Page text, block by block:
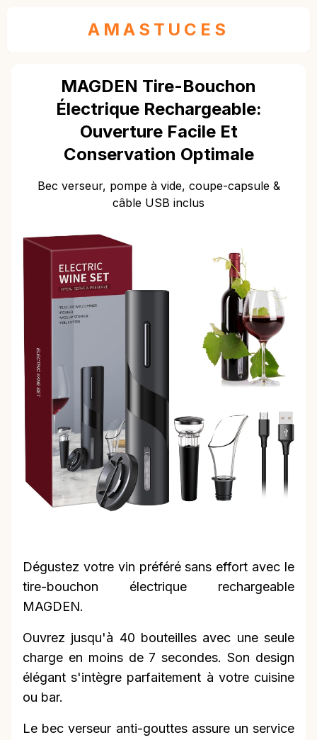
AMASTUCES
MAGDEN Tire-Bouchon
Électrique Rechargeable:
Ouverture Facile Et
Conservation Optimale
Bec verseur, pompe à vide, coupe-capsule &
câble USB inclus
Dégustez votre vin préféré sans effort avec le
tire-bouchon électrique rechargeable
MAGDEN.
Ouvrez jusqu'à 40 bouteilles avec une seule
charge en moins de 7 secondes. Son design
élégant s'intègre parfaitement à votre cuisine
ou bar.
Le bec verseur anti-gouttes assure un service